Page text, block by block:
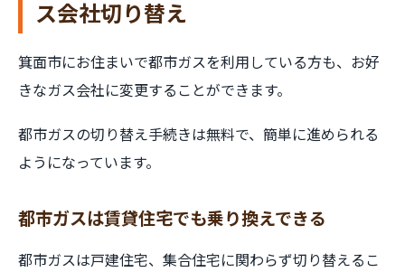
ス会社切り替え
箕面市にお住まいで都市ガスを利用している方も、お好
きなガス会社に変更することができます。
都市ガスの切り替え手続きは無料で、簡単に進められる
ようになっています。
都市ガスは賃貸住宅でも乗り換えできる
都市ガスは戸建住宅、集合住宅に関わらず切り替えるこ